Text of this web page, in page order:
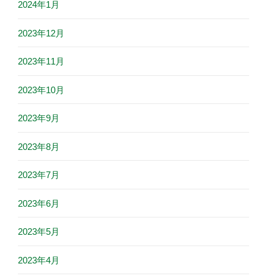
2024年1月
2023年12月
2023年11月
2023年10月
2023年9月
2023年8月
2023年7月
2023年6月
2023年5月
2023年4月